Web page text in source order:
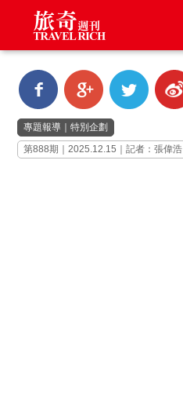
專題報導 ｜特別企劃
第888期｜2025.12.15｜記者：張偉浩